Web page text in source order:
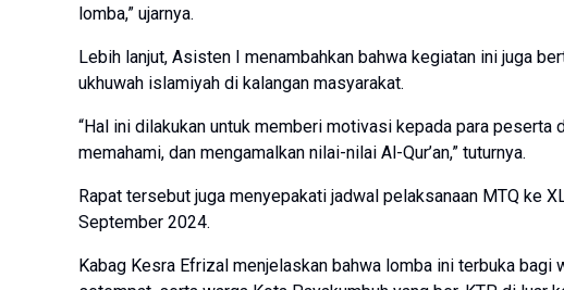
lomba,” ujarnya.
Lebih lanjut, Asisten I menambahkan bahwa kegiatan ini juga
ukhuwah islamiyah di kalangan masyarakat.
“Hal ini dilakukan untuk memberi motivasi kepada para peserta
memahami, dan mengamalkan nilai-nilai Al-Qur’an,” tuturnya.
Rapat tersebut juga menyepakati jadwal pelaksanaan MTQ ke
September 2024.
Kabag Kesra Efrizal menjelaskan bahwa lomba ini terbuka